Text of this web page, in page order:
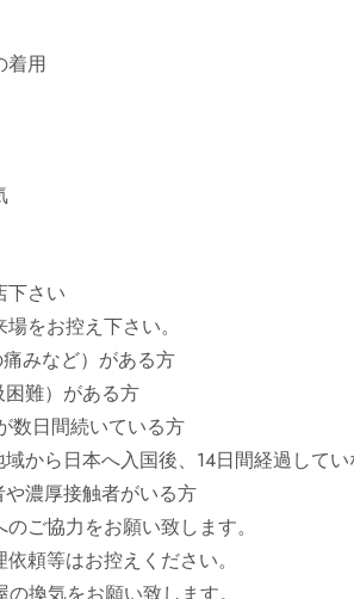
着用
下さい
をお控え下さい。
みなど）がある方
難）がある方
数日間続いている方
から日本へ入国後、14日間経過して
濃厚接触者がいる方
ご協力をお願い致します。
頼等はお控えください。
換気をお願い致します。